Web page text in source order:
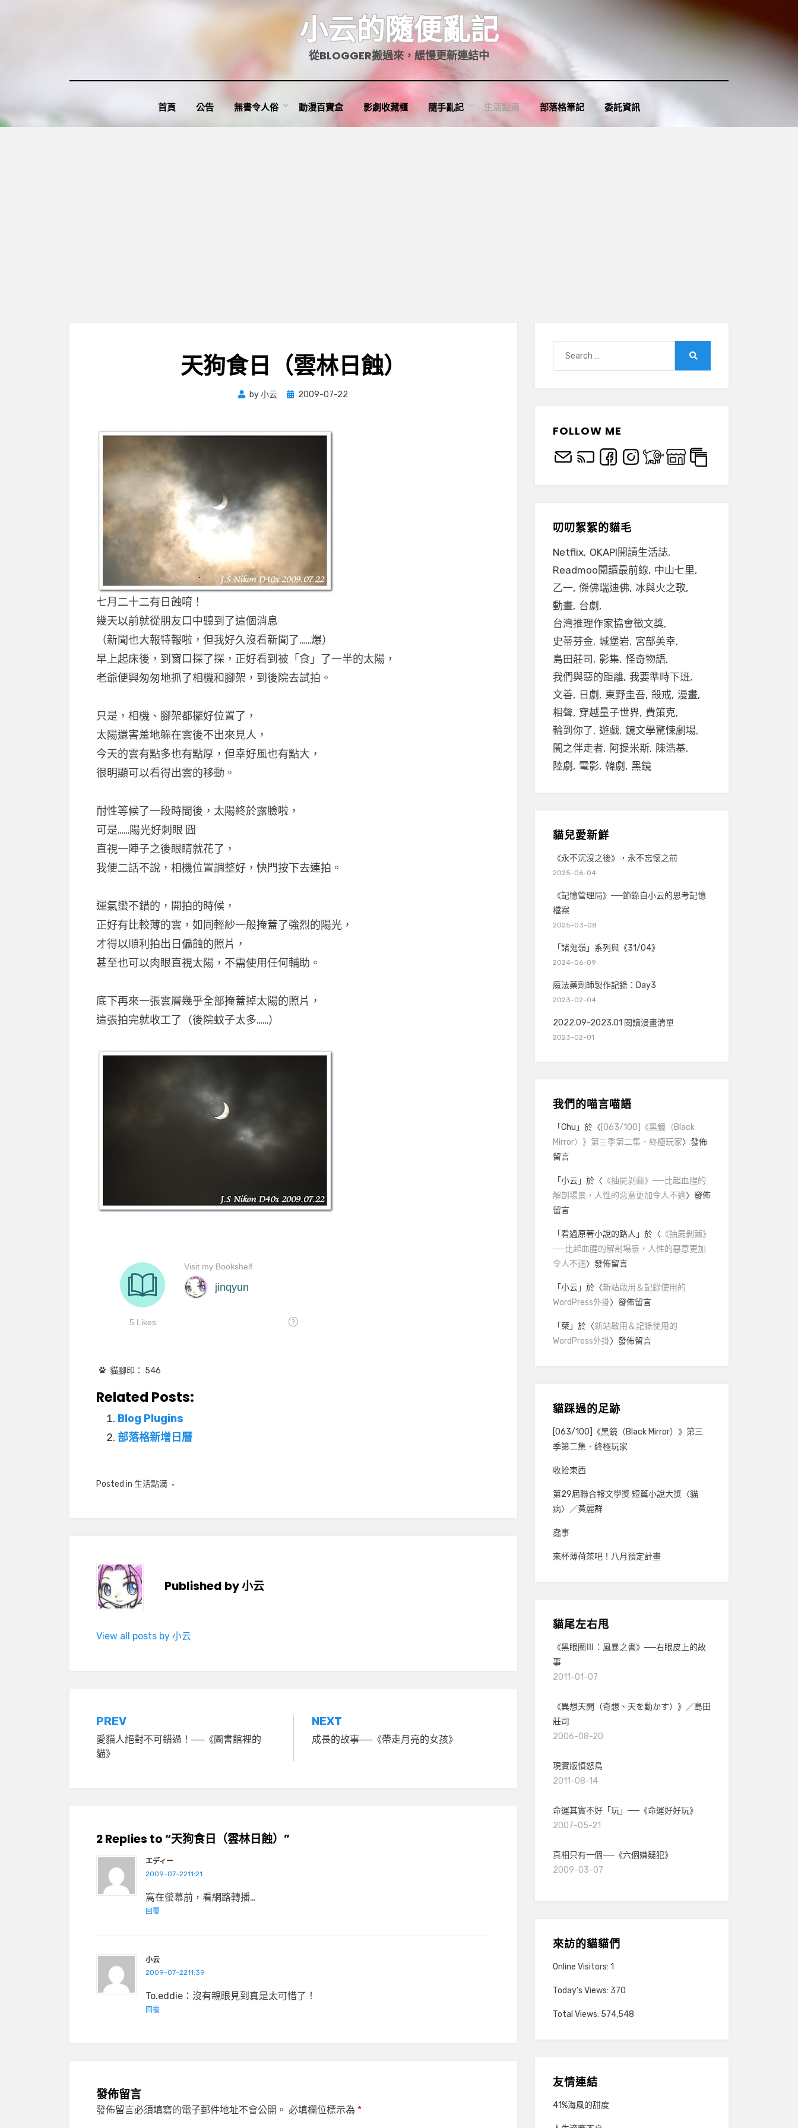
小云的隨便亂記
從BLOGGER搬過來，緩慢更新連結中
首頁 公告 無書令人俗 動漫百寶盒 影劇收藏櫃 隨手亂記 生活點滴 部落格筆記 委託資訊
天狗食日（雲林日蝕）
by小云
Posted
2009-07-22
七月二十二有日蝕唷！
幾天以前就從朋友口中聽到了這個消息
（新聞也大報特報啦，但我好久沒看新聞了……爆）
早上起床後，到窗口探了探，正好看到被「食」了一半的太陽，
老爺便興匆匆地抓了相機和腳架，到後院去試拍。
只是，相機、腳架都擺好位置了，
太陽還害羞地躲在雲後不出來見人，
今天的雲有點多也有點厚，但幸好風也有點大，
很明顯可以看得出雲的移動。
耐性等候了一段時間後，太陽終於露臉啦，
可是……陽光好刺眼 囧
直視一陣子之後眼睛就花了，
我便二話不說，相機位置調整好，快門按下去連拍。
運氣蠻不錯的，開拍的時候，
正好有比較薄的雲，如同輕紗一般掩蓋了強烈的陽光，
才得以順利拍出日偏蝕的照片，
甚至也可以肉眼直視太陽，不需使用任何輔助。
底下再來一張雲層幾乎全部掩蓋掉太陽的照片，
這張拍完就收工了（後院蚊子太多……）
貓腳印： 546
Related Posts:
Blog Plugins
部落格新增日曆
Posted in 生活點滴
Published by小云
View all posts by 小云
文
章
PREV
愛貓人絕對不可錯過！──《圖書館裡的
貓》
NEXT
成長的故事──《帶走月亮的女孩》
2 Replies to “天狗食日（雲林日蝕）”
エディー
2009-07-2211:21
窩在螢幕前，看網路轉播…
回覆
小云
2009-07-2211:39
To.eddie：沒有親眼見到真是太可惜了！
回覆
發佈留言
發佈留言必須填寫的電子郵件地址不會公開。 必填欄位標示為 *
FOLLOW ME
叨叨絮絮的貓毛
Netflix OKAPI閱讀生活誌
Readmoo閱讀最前線 中山七里
乙一 傑佛瑞迪佛 冰與火之歌
動畫 台劇
台灣推理作家協會徵文獎
史蒂芬金 城堡岩 宮部美幸
島田莊司
影集 怪奇物語
我們與惡的距離 我要準時下班
文善
日劇 東野圭吾 殺戒 漫畫
相聲 穿越量子世界 費策克
輪到你了 遊戲 鏡文學驚悚劇場
闇之伴走者
阿提米斯
陳浩基
陸劇
電影 韓劇 黑鏡
貓兒愛新鮮
《永不沉沒之後》，永不忘懷之前
2025-06-04
《記憶管理局》──節錄自小云的思考記憶
檔案
2025-03-08
「諸鬼嶺」系列與《31/04》
2024-06-09
魔法藥劑師製作記錄：Day3
2023-02-04
2022.09-2023.01 閱讀漫畫清單
2023-02-01
我們的喵言喵語
「Chu 」於〈 [063/100]《黑鏡（Black
Mirror）》第三季第二集．終極玩家〉發佈
留言
「小云」於〈 《抽屍剝繭》──比起血腥的
解剖場景，人性的惡意更加令人不適〉發佈
留言
「看過原著小說的路人 」於〈 《抽屍剝繭》
──比起血腥的解剖場景，人性的惡意更加
令人不適〉發佈留言
「小云」於〈新站啟用＆記錄使用的
WordPress外掛〉發佈留言
「栞」於〈新站啟用＆記錄使用的
WordPress外掛〉發佈留言
貓踩過的足跡
[063/100]《黑鏡（Black Mirror）》第三
季第二集．終極玩家
收拾東西
第29屆聯合報文學獎 短篇小說大獎〈貓
病〉／黃麗群
蠢事
來杯薄荷茶吧！八月預定計畫
貓尾左右甩
《黑眼圈Ⅲ：風暴之書》──右眼皮上的故
事
2011-01-07
《異想天開（奇想、天を動かす）》／島田
莊司
2006-08-20
現實版憤怒鳥
2011-08-14
命運其實不好「玩」──《命運好好玩》
2007-05-21
真相只有一個──《六個嫌疑犯》
2009-03-07
來訪的貓貓們
Online Visitors: 1
Today's Views: 370
Total Views: 574,548
友情連結
41%海風的甜度